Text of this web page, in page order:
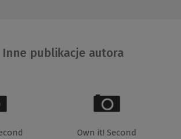
Inne publikacje autora
Own it! Second